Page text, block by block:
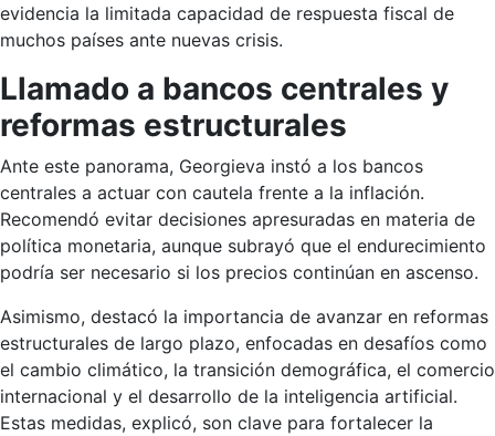
evidencia la limitada capacidad de respuesta fiscal de
muchos países ante nuevas crisis.
Llamado a bancos centrales y
reformas estructurales
Ante este panorama, Georgieva instó a los bancos
centrales a actuar con cautela frente a la inflación.
Recomendó evitar decisiones apresuradas en materia de
política monetaria, aunque subrayó que el endurecimiento
podría ser necesario si los precios continúan en ascenso.
Asimismo, destacó la importancia de avanzar en reformas
estructurales de largo plazo, enfocadas en desafíos como
el cambio climático, la transición demográfica, el comercio
internacional y el desarrollo de la inteligencia artificial.
Estas medidas, explicó, son clave para fortalecer la